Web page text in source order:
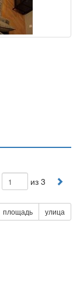
из 3
площадь улица